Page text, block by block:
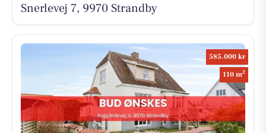
Snerlevej 7, 9970 Strandby
585.000 kr
110 m2